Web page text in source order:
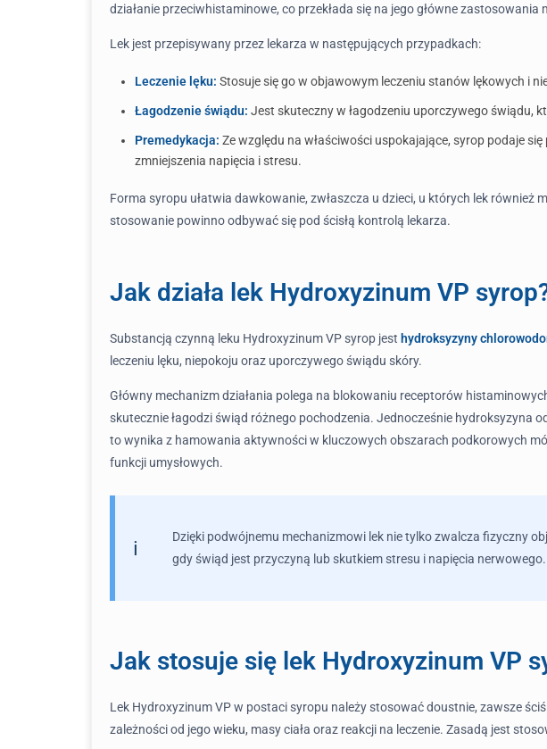
działanie przeciwhistaminowe, co przekłada się na jego główne zastosowania
Lek jest przepisywany przez lekarza w następujących przypadkach:
Leczenie lęku: Stosuje się go w objawowym leczeniu stanów lękowych i
Łagodzenie świądu: Jest skuteczny w łagodzeniu uporczywego świądu,
Premedykacja: Ze względu na właściwości uspokajające, syrop podaje
zmniejszenia napięcia i stresu.
Forma syropu ułatwia dawkowanie, zwłaszcza u dzieci, u których lek
stosowanie powinno odbywać się pod ścisłą kontrolą lekarza.
Jak działa lek Hydroxyzinum VP
Substancją czynną leku Hydroxyzinum VP syrop jest hydroksyzyny
leczeniu lęku, niepokoju oraz uporczywego świądu skóry.
Główny mechanizm działania polega na blokowaniu receptorów
skutecznie łagodzi świąd różnego pochodzenia. Jednocześnie hydroksyzyna
to wynika z hamowania aktywności w kluczowych obszarach podkorowych
funkcji umysłowych.
Dzięki podwójnemu mechanizmowi lek nie tylko zwalcza fizyczny
gdy świąd jest przyczyną lub skutkiem stresu i napięcia nerwowego.
Jak stosuje się lek Hydroxyzinum VP
Lek Hydroxyzinum VP w postaci syropu należy stosować doustnie, zawsze
zależności od jego wieku, masy ciała oraz reakcji na leczenie. Zasadą jest